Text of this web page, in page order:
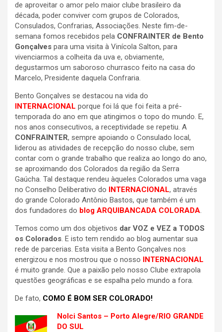
de aproveitar o amor pelo maior clube brasileiro da
década, poder conviver com grupos de Colorados,
Consulados, Confrarias, Associações. Neste fim-de-
semana fomos recebidos pela CONFRAINTER de Bento
Gonçalves para uma visita à Vinícola Salton, para
vivenciarmos a colheita da uva e, obviamente,
degustarmos um saboroso churrasco feito na casa do
Marcelo, Presidente daquela Confraria.
Bento Gonçalves se destacou na vida do
INTERNACIONAL porque foi lá que foi feita a pré-
temporada do ano em que atingimos o topo do mundo. E,
nos anos consecutivos, a receptividade se repetiu. A
CONFRAINTER, sempre apoiando o Consulado local,
liderou as atividades de recepção do nosso clube, sem
contar com o grande trabalho que realiza ao longo do ano,
se aproximando dos Colorados da região da Serra
Gaúcha. Tal destaque rendeu àqueles Colorados uma vaga
no Conselho Deliberativo do INTERNACIONAL, através
do grande Colorado Antônio Bastos, que também é um
dos fundadores do blog ARQUIBANCADA COLORADA.
Temos como um dos objetivos dar VOZ e VEZ a TODOS
os Colorados. E isto tem rendido ao blog aumentar sua
rede de parcerias. Esta visita a Bento Gonçalves nos
energizou e nos mostrou que o nosso INTERNACIONAL
é muito grande. Que a paixão pelo nosso Clube extrapola
questões geográficas e se espalha pelo mundo a fora.
De fato, COMO É BOM SER COLORADO!
Nolci Santos – Porto Alegre/RIO GRANDE
DO SUL